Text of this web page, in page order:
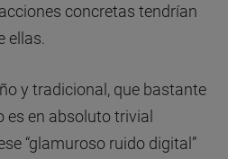
concretas tendrían
ellas.
y tradicional, que bastante
es en absoluto trivial
“glamuroso ruido digital”